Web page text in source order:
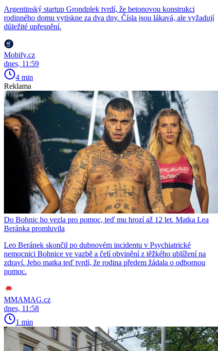
Argentinský startup Grondplek tvrdí, že betonovou konstrukci
rodinného domu vytiskne za dva dny. Čísla jsou lákavá, ale vyžadují
důležité upřesnění.
Mobify.cz
dnes, 11:59
4 min
Reklama
Do Bohnic ho vezla pro pomoc, teď mu hrozí až 12 let. Matka Lea
Beránka promluvila
Leo Beránek skončil po dubnovém incidentu v Psychiatrické
nemocnici Bohnice ve vazbě a čelí obvinění z těžkého ublížení na
zdraví. Jeho matka teď tvrdí, že rodina předem žádala o odbornou
pomoc.
MMAMAG.cz
dnes, 11:58
1 min